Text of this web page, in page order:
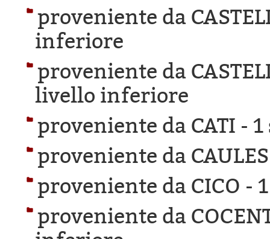
proveniente da
inferiore
proveniente da
livello inferiore
proveniente da CATI -
proveniente da
proveniente da CICO -
proveniente da